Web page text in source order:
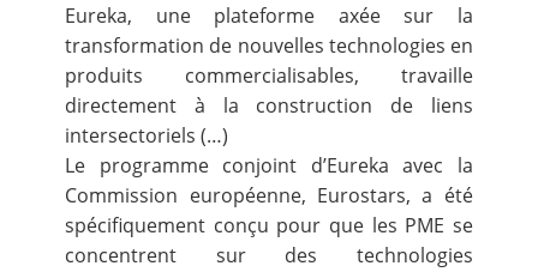
Eureka, une plateforme axée sur la
transformation de nouvelles technologies en
produits commercialisables, travaille
directement à la construction de liens
intersectoriels (…)
Le programme conjoint d’Eureka avec la
Commission européenne, Eurostars, a été
spécifiquement conçu pour que les PME se
concentrent sur des technologies